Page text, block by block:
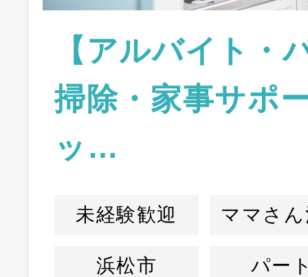
【アルバイト・
掃除・家事サポ
ッ…
未経験歓迎 ママさ
浜松市 パー